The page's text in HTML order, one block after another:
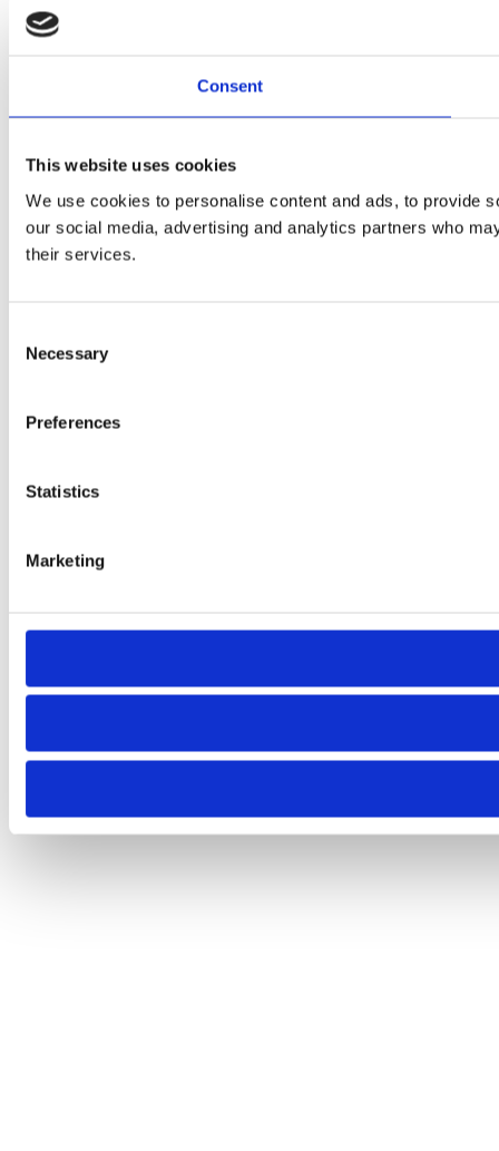
Consent
This website uses cookies
We use cookies to personalise content and ads, to provide
our social media, advertising and analytics partners who
their services.
Selection
Necessary
Preferences
Statistics
Marketing